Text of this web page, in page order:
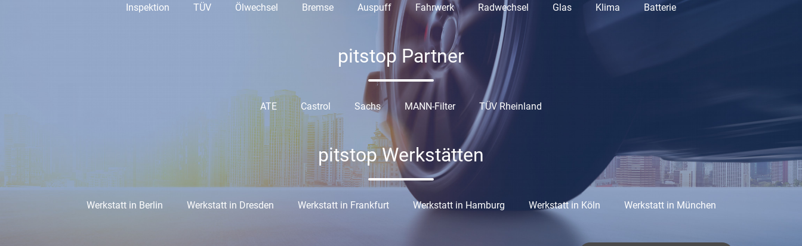
Inspektion TÜV Ölwechsel Bremse Auspuff Fahrwerk Radwechsel Glas Klima Batterie
pitstop Partner
ATE Castrol Sachs MANN-Filter TÜV Rheinland
pitstop Werkstätten
Werkstatt in Berlin Werkstatt in Dresden Werkstatt in Frankfurt Werkstatt in Hamburg Werkstatt in Köln Werkstatt in München